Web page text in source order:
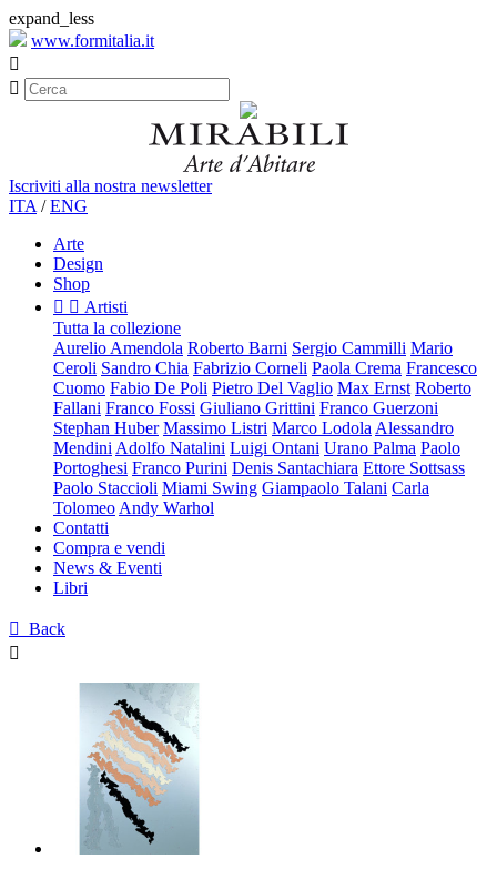
expand_less
www.formitalia.it


Iscriviti alla nostra newsletter
ITA /ENG
Arte
Design
Shop
  Artisti
Tutta la collezione
Aurelio Amendola Roberto Barni Sergio Cammilli Mario
Ceroli Sandro Chia Fabrizio Corneli Paola Crema Francesco
Cuomo Fabio De Poli Pietro Del Vaglio Max Ernst Roberto
Fallani Franco Fossi Giuliano Grittini Franco Guerzoni
Stephan Huber Massimo Listri Marco Lodola Alessandro
Mendini Adolfo Natalini Luigi Ontani Urano Palma Paolo
Portoghesi Franco Purini Denis Santachiara Ettore Sottsass
Paolo Staccioli Miami Swing Giampaolo Talani Carla
Tolomeo Andy Warhol
Contatti
Compra e vendi
News & Eventi
Libri
 Back
